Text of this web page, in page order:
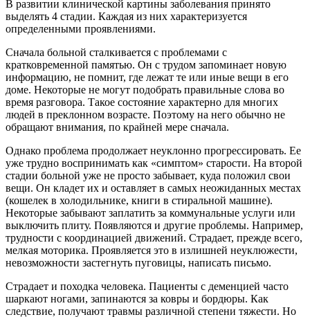
В развитии клинической картины заболевания принято
выделять 4 стадии. Каждая из них характеризуется
определенными проявлениями.
Сначала больной сталкивается с проблемами с
кратковременной памятью. Он с трудом запоминает новую
информацию, не помнит, где лежат те или иные вещи в его
доме. Некоторые не могут подобрать правильные слова во
время разговора. Такое состояние характерно для многих
людей в преклонном возрасте. Поэтому на него обычно не
обращают внимания, по крайней мере сначала.
Однако проблема продолжает неуклонно прогрессировать. Ее
уже трудно воспринимать как «симптом» старости. На второй
стадии больной уже не просто забывает, куда положил свои
вещи. Он кладет их и оставляет в самых неожиданных местах
(кошелек в холодильнике, книги в стиральной машине).
Некоторые забывают заплатить за коммунальные услуги или
выключить плиту. Появляются и другие проблемы. Например,
трудности с координацией движений. Страдает, прежде всего,
мелкая моторика. Проявляется это в излишней неуклюжести,
невозможности застегнуть пуговицы, написать письмо.
Страдает и походка человека. Пациенты с деменцией часто
шаркают ногами, запинаются за ковры и бордюры. Как
следствие, получают травмы различной степени тяжести. Но